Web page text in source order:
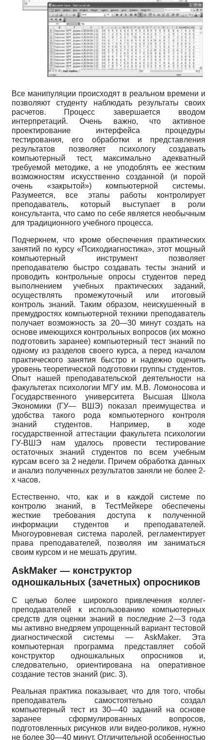
Все манипуляции происходят в реальном времени и
позволяют студенту наблюдать результаты своих
расчетов. Процесс завершается вводом
интерпретаций. Очень важно, что активное
проектирование интерфейса процедуры
тестирования, его обработки и представления
результатов позволяет психологу создавать
компьютерный тест, максимально адекватный
требуемой методике, а не уподоблять ее жестким
возможностям искусственно созданной (и порой
очень «закрытой») компьютерной системы.
Разумеется, все этапы работы контролирует
преподаватель, который выступает в роли
консультанта, что само по себе является необычным
для традиционного учебного процесса.
Подчеркнем, что кроме обеспечения практических
занятий по курсу «Психодиагностика», этот мощный
компьютерный инструмент позволяет
преподавателю быстро создавать тесты знаний и
проводить контрольные опросы студентов перед
выполнением учебных практических заданий,
осуществлять промежуточный или итоговый
контроль знаний. Таким образом, неискушенный в
премудростях компьютерной техники преподаватель
получает возможность за 20—30 минут создать на
основе имеющихся контрольных вопросов (их можно
подготовить заранее) компьютерный тест знаний по
одному из разделов своего курса, а перед началом
практического занятия быстро и надежно оценить
уровень теоретической подготовки группы студентов.
Опыт нашей преподавательской деятельности на
факультетах психологии МГУ им. М.В. Ломоносова и
Государственного университета Высшая Школа
Экономики (ГУ— ВШЭ) показал преимущества и
удобства такого рода компьютерного контроля
знаний студентов. Например, в ходе
государственной аттестации факультета психологии
ГУ-ВШЭ нам удалось провести тестирование
остаточных знаний студентов по всем учебным
курсам всего за 2 недели. Причем обработка данных
и анализ полученных результатов заняли не более 2-
х часов.
Естественно, что, как и в каждой системе по
контролю знаний, в ТестМейкере обеспечены
жесткие требования доступа к полученной
информации студентов и преподавателей.
Многоуровневая система паролей, регламентирует
права преподавателей, позволяя им заниматься
своим курсом и не мешать другим.
AskMaker — конструктор
одношкальных (зачетных) опросников
С целью более широкого привлечения коллег-
преподавателей к использованию компьютерных
средств для оценки знаний в последние 2—3 года
мы активно внедряем упрощенный вариант тестовой
диагностической системы — AskMaker. Эта
компьютерная программа представляет собой
конструктор одношкальных опросников и,
следовательно, ориентирована на оперативное
создание тестов знаний (рис. 3).
Реальная практика показывает, что для того, чтобы
преподаватель самостоятельно создал
компьютерный тест из 30—40 заданий на основе
заранее сформулированных вопросов,
подготовленных рисунков или видео-роликов, нужно
не более 30—40 минут. Отличительной особенностью